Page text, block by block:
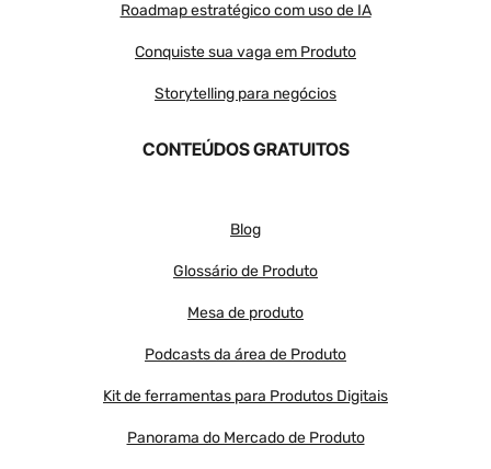
Roadmap estratégico com uso de IA
Conquiste sua vaga em Produto
Storytelling para negócios
CONTEÚDOS GRATUITOS
Blog
Glossário de Produto
Mesa de produto
Podcasts da área de Produto
Kit de ferramentas para Produtos Digitais
Panorama do Mercado de Produto